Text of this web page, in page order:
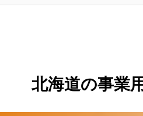
北海道の事業